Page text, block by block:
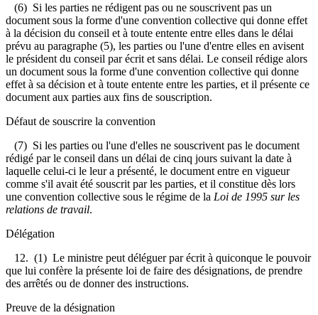
(6) Si les parties ne rédigent pas ou ne souscrivent pas un
document sous la forme d'une convention collective qui donne effet
à la décision du conseil et à toute entente entre elles dans le délai
prévu au paragraphe (5), les parties ou l'une d'entre elles en avisent
le président du conseil par écrit et sans délai. Le conseil rédige alors
un document sous la forme d'une convention collective qui donne
effet à sa décision et à toute entente entre les parties, et il présente ce
document aux parties aux fins de souscription.
Défaut de souscrire la convention
(7) Si les parties ou l'une d'elles ne souscrivent pas le document
rédigé par le conseil dans un délai de cinq jours suivant la date à
laquelle celui-ci le leur a présenté, le document entre en vigueur
comme s'il avait été souscrit par les parties, et il constitue dès lors
une convention collective sous le régime de la Loi de 1995 sur les
relations de travail.
Délégation
12. (1) Le ministre peut déléguer par écrit à quiconque le pouvoir
que lui confère la présente loi de faire des désignations, de prendre
des arrêtés ou de donner des instructions.
Preuve de la désignation